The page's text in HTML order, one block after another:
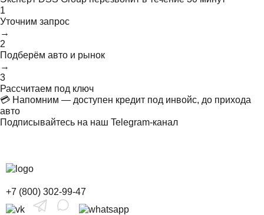
1
Уточним запрос
→
2
Подберём авто и рынок
→
3
Рассчитаем под ключ
💳 Напомним — доступен кредит под инвойс, до прихода
авто
Подписывайтесь на наш Telegram-канал
+7 (800) 302-99-47